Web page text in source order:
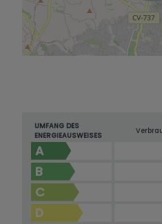
UMFANG DES
ENERGIEAUSWEISES
A
B
C
D